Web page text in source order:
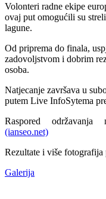
Volonteri radne ekipe
ovaj put omogućili su
lagune.
Od priprema do finala,
zadovoljstvom i dobrim
osoba.
Natjecanje završava u
putem Live InfoSytema
Raspored
(ianseo.net)
Rezultate i više fotografija
Galerija